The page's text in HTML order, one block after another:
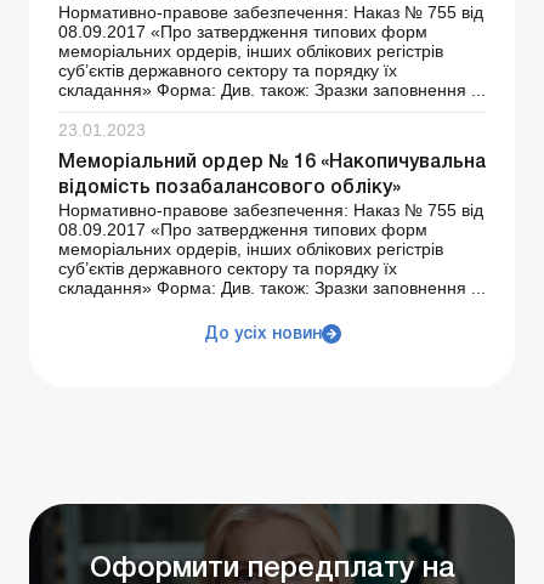
Нормативно-правове забезпечення: Наказ № 755 від
08.09.2017 «Про затвердження типових форм
меморіальних ордерів, інших облікових регістрів
суб’єктів державного сектору та порядку їх
складання» Форма: Див. також: Зразки заповнення ...
23.01.2023
Меморіальний ордер № 16 «Накопичувальна
відомість позабалансового обліку»
Нормативно-правове забезпечення: Наказ № 755 від
08.09.2017 «Про затвердження типових форм
меморіальних ордерів, інших облікових регістрів
суб’єктів державного сектору та порядку їх
складання» Форма: Див. також: Зразки заповнення ...
До усіх новин
Оформити передплату на